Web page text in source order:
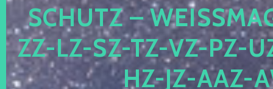
CHUTZ –
-LZ-SZ-TZ-VZ-PZ-UZ-
-JZ-AAZ-